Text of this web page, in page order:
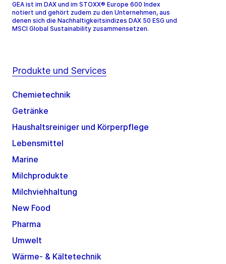
GEA ist im DAX und im STOXX® Europe 600 Index
notiert und gehört zudem zu den Unternehmen, aus
denen sich die Nachhaltigkeitsindizes DAX 50 ESG und
MSCI Global Sustainability zusammensetzen.
Produkte und Services
Chemietechnik
Getränke
Haushaltsreiniger und Körperpflege
Lebensmittel
Marine
Milchprodukte
Milchviehhaltung
New Food
Pharma
Umwelt
Wärme- & Kältetechnik